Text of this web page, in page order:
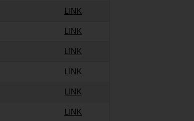
LINK
LINK
LINK
LINK
LINK
LINK